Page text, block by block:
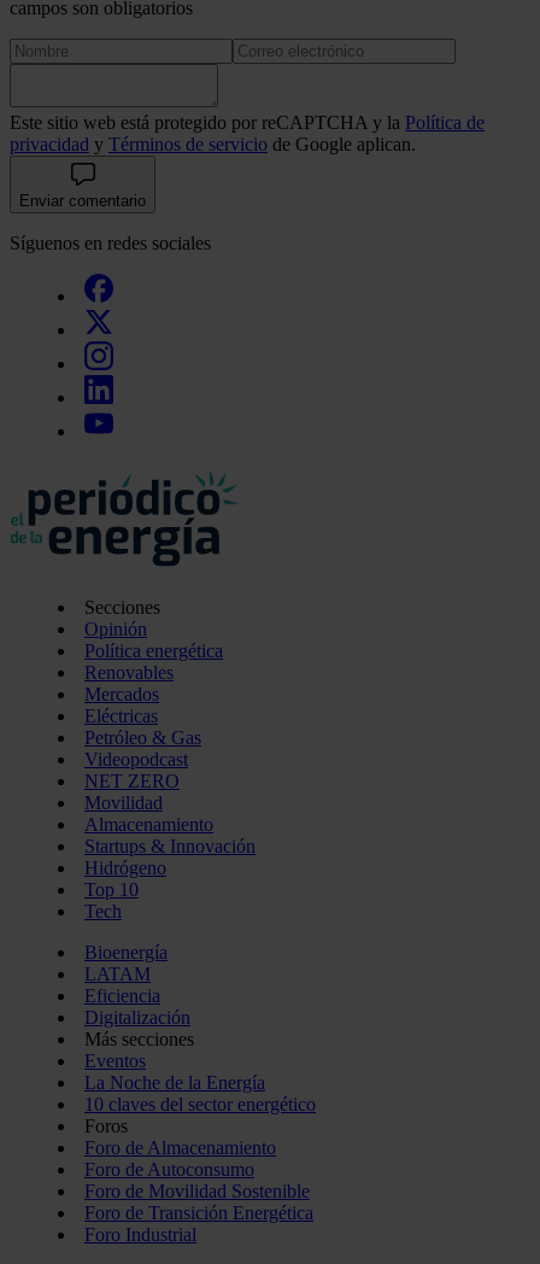
campos son obligatorios
Este sitio web está protegido por reCAPTCHA y la Política de
privacidad y Términos de servicio de Google aplican.
Enviar comentario
Síguenos en redes sociales
Secciones
Opinión
Política energética
Renovables
Mercados
Eléctricas
Petróleo & Gas
Videopodcast
NET ZERO
Movilidad
Almacenamiento
Startups & Innovación
Hidrógeno
Top 10
Tech
Bioenergía
LATAM
Eficiencia
Digitalización
Más secciones
Eventos
La Noche de la Energía
10 claves del sector energético
Foros
Foro de Almacenamiento
Foro de Autoconsumo
Foro de Movilidad Sostenible
Foro de Transición Energética
Foro Industrial